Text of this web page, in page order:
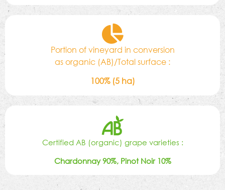
Portion of vineyard in conversion
as organic (AB)/Total surface :
100% (5 ha)
Certified AB (organic) grape varieties :
Chardonnay 90%, Pinot Noir 10%